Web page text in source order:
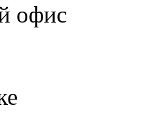
офис